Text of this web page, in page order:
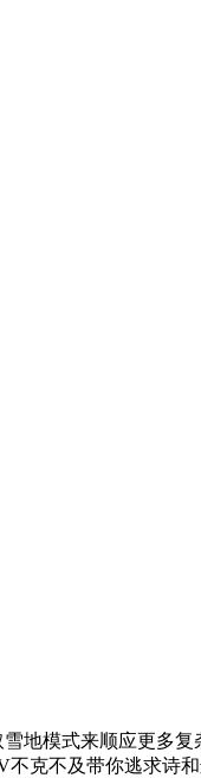
模式来顺应更多复
克不及带你逃求诗